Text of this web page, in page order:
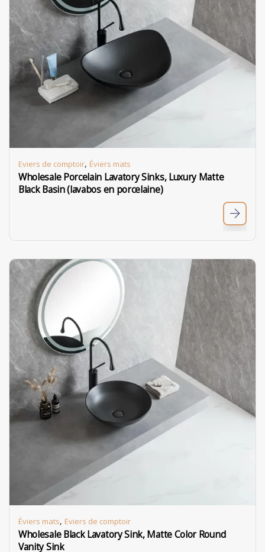
Eviers de comptoir, Éviers mats
Wholesale Porcelain Lavatory Sinks, Luxury Matte
Black Basin (lavabos en porcelaine)
Éviers mats, Eviers de comptoir
Wholesale Black Lavatory Sink, Matte Color Round
Vanity Sink